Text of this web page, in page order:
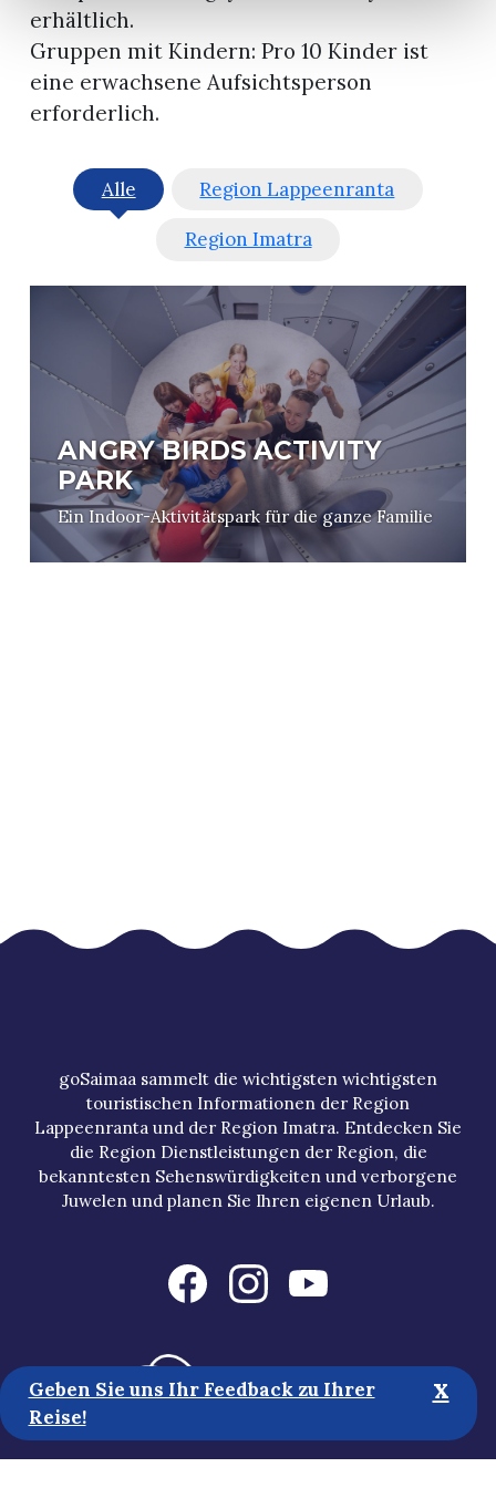
erhältlich.
Gruppen mit Kindern: Pro 10 Kinder ist
eine erwachsene Aufsichtsperson
erforderlich.
Alle Region Lappeenranta
Region Imatra
ANGRY BIRDS ACTIVITY
PARK
Ein Indoor-Aktivitätspark für die ganze Familie
goSaimaa sammelt die wichtigsten wichtigsten
touristischen Informationen der Region
Lappeenranta und der Region Imatra. Entdecken Sie
die Region Dienstleistungen der Region, die
bekanntesten Sehenswürdigkeiten und verborgene
Juwelen und planen Sie Ihren eigenen Urlaub.
Geben Sie uns Ihr Feedback zu Ihrer
Reise!
x